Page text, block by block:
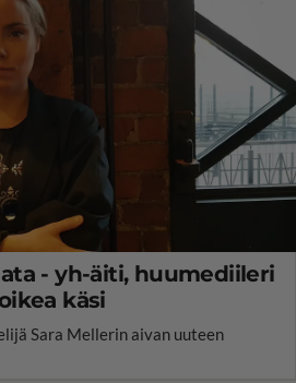
- yh-äiti, huumediileri
käsi
Sara Mellerin aivan uuteen